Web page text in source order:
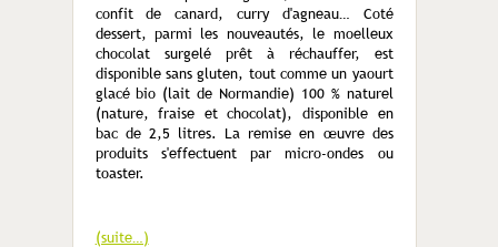
confit de canard, curry d'agneau… Coté
dessert, parmi les nouveautés, le moelleux
chocolat surgelé prêt à réchauffer, est
disponible sans gluten, tout comme un yaourt
glacé bio (lait de Normandie) 100 % naturel
(nature, fraise et chocolat), disponible en
bac de 2,5 litres. La remise en œuvre des
produits s'effectuent par micro-ondes ou
toaster.
(suite…)